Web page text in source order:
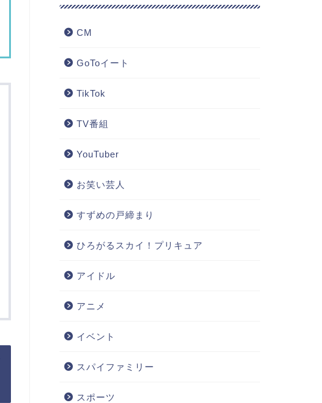
CM
GoToイート
TikTok
TV番組
YouTuber
お笑い芸人
すずめの戸締まり
ひろがるスカイ！プリキュア
アイドル
アニメ
イベント
スパイファミリー
スポーツ